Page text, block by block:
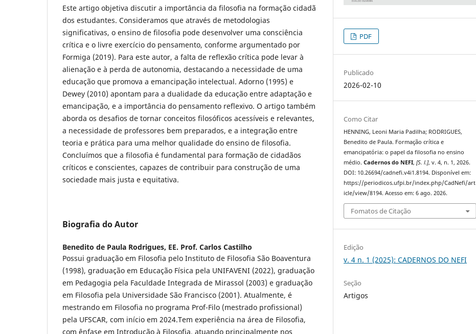
Este artigo objetiva discutir a importância da filosofia na formação cidadã
dos estudantes. Consideramos que através de metodologias
significativas, o ensino de filosofia pode desenvolver uma consciência
crítica e o livre exercício do pensamento, conforme argumentado por
Formiga (2019). Para este autor, a falta de reflexão crítica pode levar à
alienação e à perda de autonomia, destacando a necessidade de uma
educação que promova a emancipação intelectual. Adorno (1995) e
Dewey (2010) apontam para a dualidade da educação entre adaptação e
emancipação, e a importância do pensamento reflexivo. O artigo também
aborda os desafios de tornar conceitos filosóficos acessíveis e relevantes,
a necessidade de professores bem preparados, e a integração entre
teoria e prática para uma melhor qualidade do ensino de filosofia.
Concluímos que a filosofia é fundamental para formação de cidadãos
críticos e conscientes, capazes de contribuir para construção de uma
sociedade mais justa e equitativa.
Biografia do Autor
Benedito de Paula Rodrigues, EE. Prof. Carlos Castilho
Possui graduação em Filosofia pelo Instituto de Filosofia São Boaventura
(1998), graduação em Educação Física pela UNIFAVENI (2022), graduação
em Pedagogia pela Faculdade Integrada de Mirassol (2003) e graduação
em Filosofia pela Universidade São Francisco (2001). Atualmente, é
mestrando em Filosofia no programa Prof-Filo (mestrado profissional)
pela UFSCAR, com início em 2024.Tem experiência na área de Filosofia,
com ênfase em Introdução à Filosofia, atuando principalmente nos
PDF
Publicado
2026-02-10
Como Citar
HENNING, Leoni Maria Padilha; RODRIGUES,
Benedito de Paula. Formação crítica e
emancipatória: o papel da filosofia no ensino
médio.Cadernos do NEFI,[S. l.], v. 4, n. 1, 2026.
DOI: 10.26694/cadnefi.v4i1.8194. Disponível em:
https://periodicos.ufpi.br/index.php/CadNefi/art
icle/view/8194. Acesso em: 6 ago. 2026.
Fomatos de Citação
Edição
v. 4 n. 1 (2025): CADERNOS DO NEFI
Seção
Artigos